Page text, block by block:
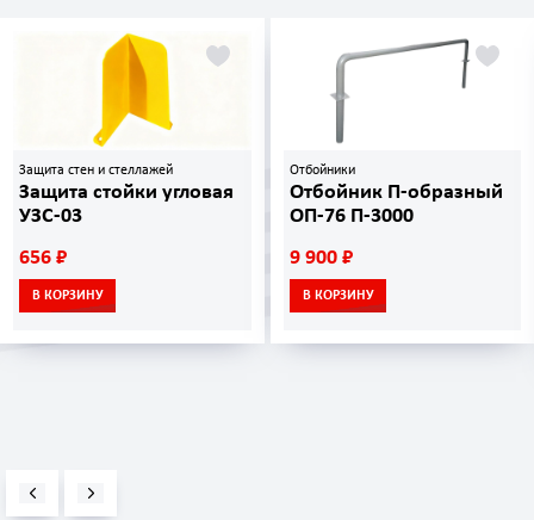
Защита стен и стеллажей
Защита стойки угловая
УЗС-03
656 ₽
В КОРЗИНУ
Отбойники
Отбойник П-образный
ОП-76 П-3000
9 900 ₽
В КОРЗИНУ